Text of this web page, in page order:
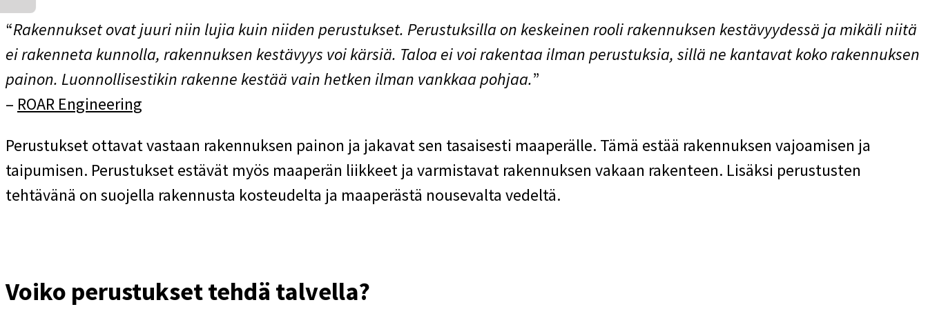
“Rakennukset ovat juuri niin lujia kuin niiden perustukset. Perustuksilla on keskeinen rooli rakennuksen kestävyydessä ja mikäli niitä
ei rakenneta kunnolla, rakennuksen kestävyys voi kärsiä. Taloa ei voi rakentaa ilman perustuksia, sillä ne kantavat koko rakennuksen
painon. Luonnollisestikin rakenne kestää vain hetken ilman vankkaa pohjaa.”
– ROAR Engineering
Perustukset ottavat vastaan rakennuksen painon ja jakavat sen tasaisesti maaperälle. Tämä estää rakennuksen vajoamisen ja
taipumisen. Perustukset estävät myös maaperän liikkeet ja varmistavat rakennuksen vakaan rakenteen. Lisäksi perustusten
tehtävänä on suojella rakennusta kosteudelta ja maaperästä nousevalta vedeltä.
Voiko perustukset tehdä talvella?